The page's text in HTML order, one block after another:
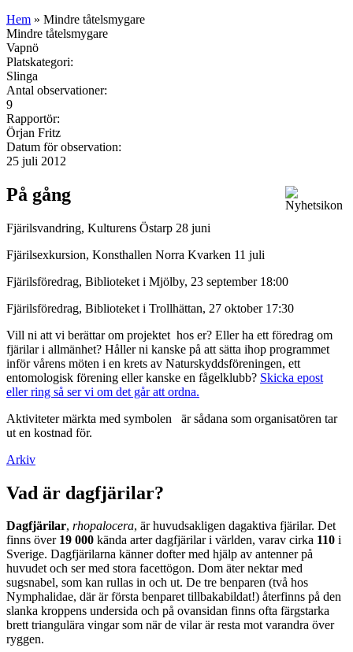
Hem » Mindre tåtelsmygare
Mindre tåtelsmygare
Vapnö
Platskategori:
Slinga
Antal observationer:
9
Rapportör:
Örjan Fritz
Datum för observation:
25 juli 2012
På gång
Fjärilsvandring, Kulturens Östarp 28 juni
Fjärilsexkursion, Konsthallen Norra Kvarken 11 juli
Fjärilsföredrag, Biblioteket i Mjölby, 23 september 18:00
Fjärilsföredrag, Biblioteket i Trollhättan, 27 oktober 17:30
Vill ni att vi berättar om projektet hos er? Eller ha ett föredrag om
fjärilar i allmänhet? Håller ni kanske på att sätta ihop programmet
inför vårens möten i en krets av Naturskyddsföreningen, ett
entomologisk förening eller kanske en fågelklubb? Skicka epost
eller ring så ser vi om det går att ordna.
Aktiviteter märkta med symbolen
är sådana som organisatören tar
ut en kostnad för.
Arkiv
Vad är dagfjärilar?
Dagfjärilar, rhopalocera, är huvudsakligen dagaktiva fjärilar. Det
finns över 19 000 kända arter dagfjärilar i världen, varav cirka 110 i
Sverige. Dagfjärilarna känner dofter med hjälp av antenner på
huvudet och ser med stora facettögon. Dom äter nektar med
sugsnabel, som kan rullas in och ut. De tre benparen (två hos
Nymphalidae, där är första benparet tillbakabildat!) återfinns på den
slanka kroppens undersida och på ovansidan finns ofta färgstarka
brett triangulära vingar som när de vilar är resta mot varandra över
ryggen.